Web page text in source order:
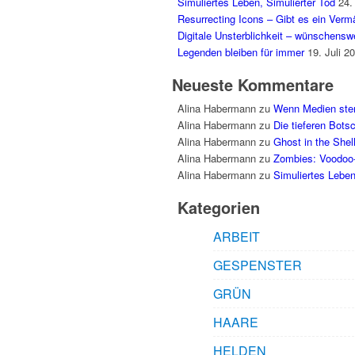
Resurrecting Icons – Gibt es ein
Digitale Unsterblichkeit –
Legenden bleiben für immer 19. Juli
Neueste Kommentare
Alina Habermann zu Wenn Medien
Alina Habermann zu Die tieferen
Alina Habermann zu Ghost in the
Alina Habermann zu Zombies:
Alina Habermann zu Simuliertes
Kategorien
ARBEIT
GESPENSTER
GRÜN
HAARE
HELDEN